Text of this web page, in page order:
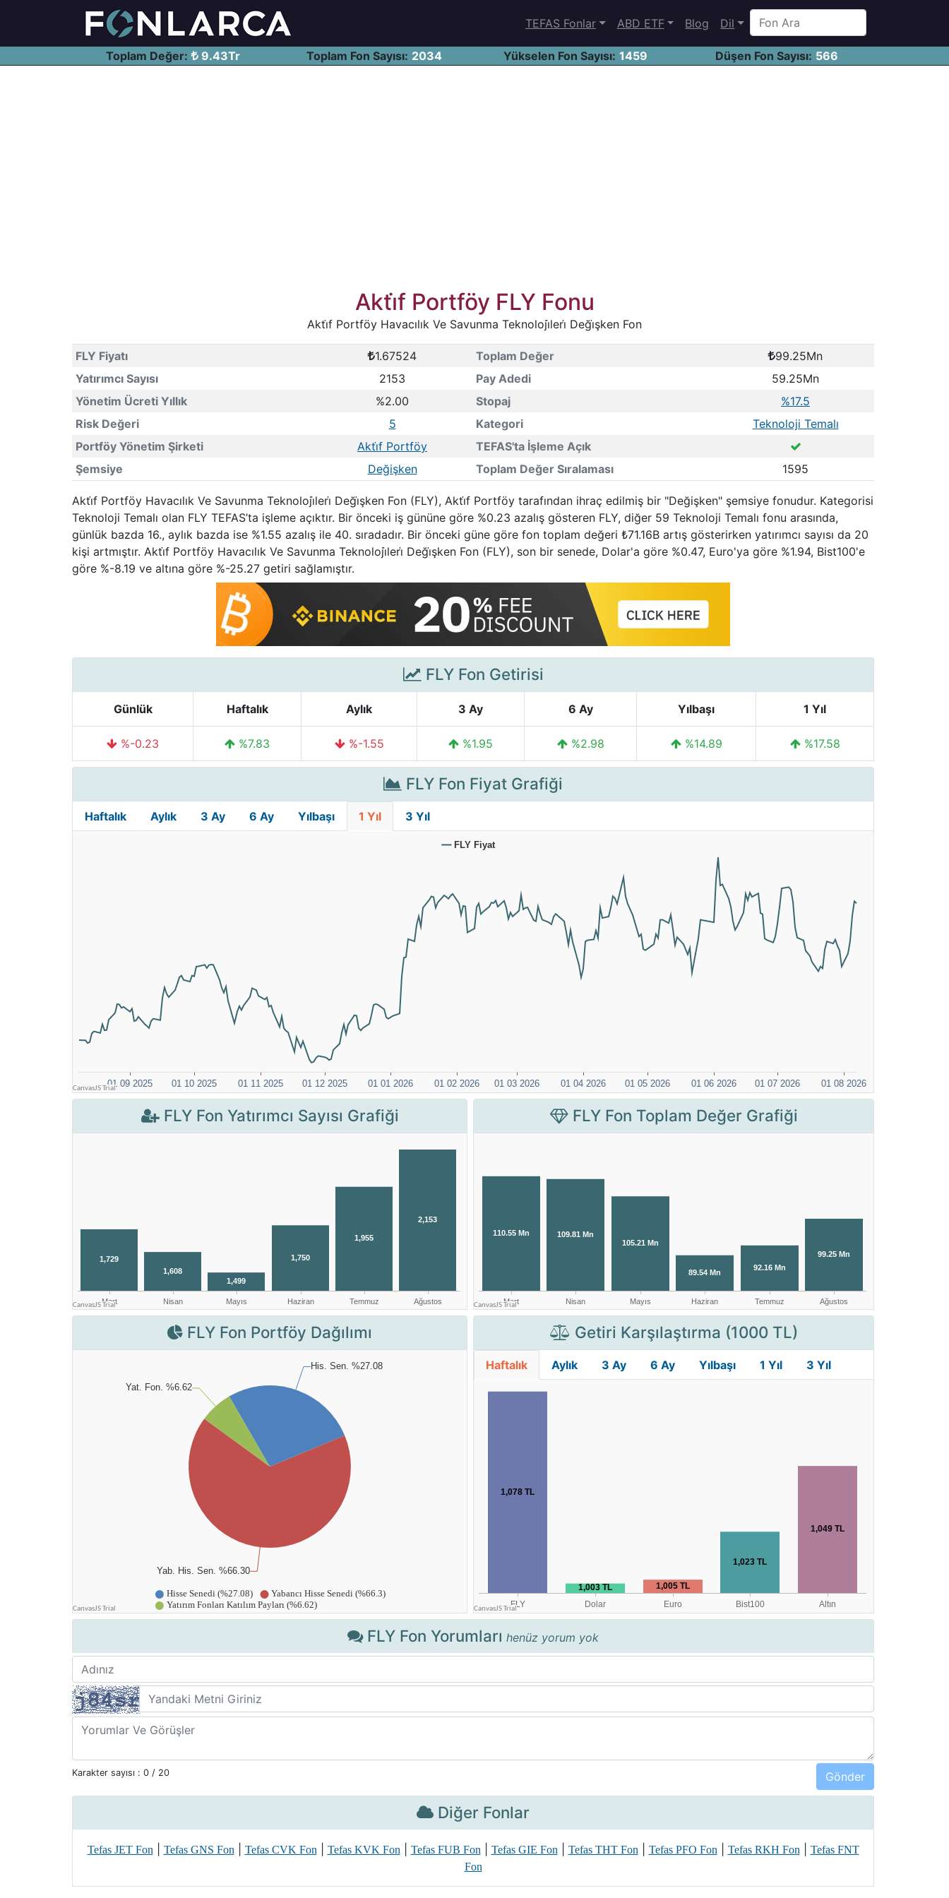
TEFAS Fonlar ABD ETF Blog Dil
Toplam Değer: 9.43Tr Toplam Fon Sayısı: 2034 Yükselen Fon Sayısı: 1459 Düşen Fon Sayısı: 566
Akti̇f Portföy FLY Fonu
Akti̇f Portföy Havacılık Ve Savunma Teknoloji̇leri̇ Deği̇şken Fon
FLY Fiyatı 1.67524 Toplam Değer
99.25Mn
Yatırımcı Sayısı
2153 Pay Adedi
59.25Mn
Yönetim Ücreti Yıllık
%2.00 Stopaj
%17.5
Risk Değeri
5 Kategori
Teknoloji Temalı
Portföy Yönetim Şirketi
Akti̇f Portföy
TEFAS'ta İşleme Açık
Şemsiye
Değişken Toplam Değer Sıralaması 1595
Akti̇f Portföy Havacılık Ve Savunma Teknoloji̇leri̇ Deği̇şken Fon (FLY), Akti̇f Portföy tarafından ihraç edilmiş bir "Değişken" şemsiye fonudur. Kategorisi
Teknoloji Temalı olan FLY TEFAS’ta işleme açıktır. Bir önceki iş gününe göre %0.23 azalış gösteren FLY, diğer 59 Teknoloji Temalı fonu arasında,
günlük bazda 16., aylık bazda ise %1.55 azalış ile 40. sıradadır. Bir önceki güne göre fon toplam değeri ₺71.16B artış gösterirken yatırımcı sayısı da 20
kişi artmıştır. Akti̇f Portföy Havacılık Ve Savunma Teknoloji̇leri̇ Deği̇şken Fon (FLY), son bir senede, Dolar'a göre %0.47, Euro'ya göre %1.94, Bist100'e
göre %-8.19 ve altına göre %-25.27 getiri sağlamıştır.
FLY Fon Getirisi
Günlük Haftalık Aylık 3 Ay 6 Ay Yılbaşı 1 Yıl
%-0.23 %7.83 %-1.55 %1.95 %2.98 %14.89 %17.58
FLY Fon Fiyat Grafiği
Haftalık Aylık 3 Ay 6 Ay Yılbaşı 1 Yıl 3 Yıl
FLY Fon Yatırımcı Sayısı Grafiği FLY Fon Toplam Değer Grafiği
FLY Fon Portföy Dağılımı Getiri Karşılaştırma (1000 TL)
Haftalık Aylık 3 Ay 6 Ay Yılbaşı 1 Yıl 3 Yıl
FLY Fon Yorumları henüz yorum yok
Karakter sayısı : 0 / 20
Diğer Fonlar
Tefas JET Fon| Tefas GNS Fon| Tefas CVK Fon| Tefas KVK Fon| Tefas FUB Fon| Tefas GIE Fon| Tefas THT Fon| Tefas PFO Fon| Tefas RKH Fon|
Tefas FNT
Fon